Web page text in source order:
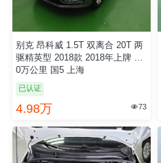
别克 昂科威 1.5T 双离合 20T 两
驱精英型 2018款 2018年上牌 13.
0万公里 国5 上海
已认证
4.98万 73